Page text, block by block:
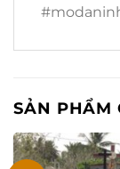
SẢN PHẨM